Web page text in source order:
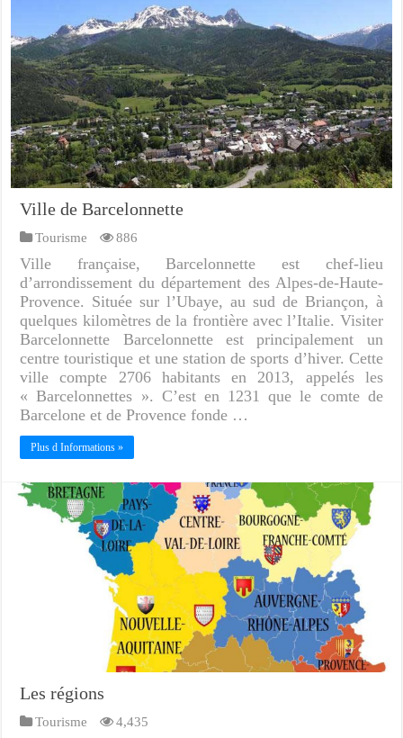
Ville de Barcelonnette
Tourisme 886
Ville française, Barcelonnette est chef-lieu
d’arrondissement du département des Alpes-de-Haute-
Provence. Située sur l’Ubaye, au sud de Briançon, à
quelques kilomètres de la frontière avec l’Italie. Visiter
Barcelonnette Barcelonnette est principalement un
centre touristique et une station de sports d’hiver. Cette
ville compte 2706 habitants en 2013, appelés les
« Barcelonnettes ». C’est en 1231 que le comte de
Barcelone et de Provence fonde …
Plus d Informations »
Les régions
Tourisme 4,435